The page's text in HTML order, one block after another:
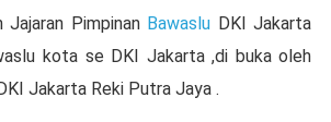
Jajaran Pimpinan Bawaslu DKI Jakarta
kota se DKI Jakarta ,di buka oleh
Jakarta Reki Putra Jaya .